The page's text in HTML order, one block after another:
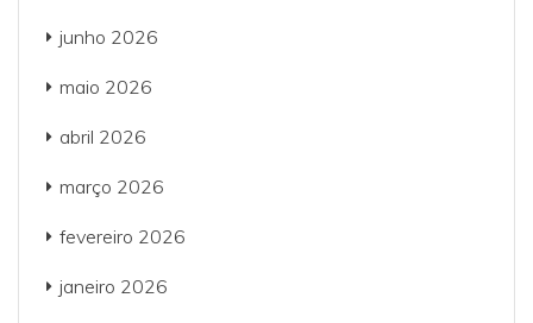
junho 2026
maio 2026
abril 2026
março 2026
fevereiro 2026
janeiro 2026